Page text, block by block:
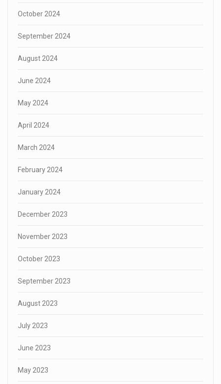
October 2024
September 2024
August 2024
June 2024
May 2024
April 2024
March 2024
February 2024
January 2024
December 2023
November 2023
October 2023
September 2023
August 2023
July 2023
June 2023
May 2023